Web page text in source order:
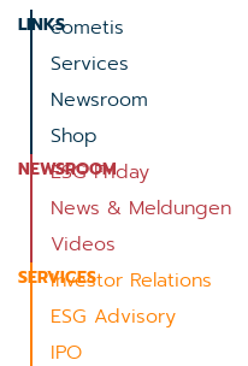
LINKScometis
Services
Newsroom
Shop
NEWSROOM
ESG Friday
News & Meldungen
Videos
SERVICES
Investor Relations
ESG Advisory
IPO